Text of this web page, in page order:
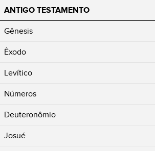
ANTIGO TESTAMENTO
Gênesis
Êxodo
Levítico
Números
Deuteronômio
Josué